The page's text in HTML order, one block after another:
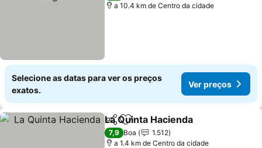
a 10.4 km de Centro da cidade
Selecione as datas para ver os preços
exatos.
Ver preços
PartilharAdicionar aos favoritos
La Quinta Hacienda
7,9 Boa
1.512
a 1.4 km de Centro da cidade